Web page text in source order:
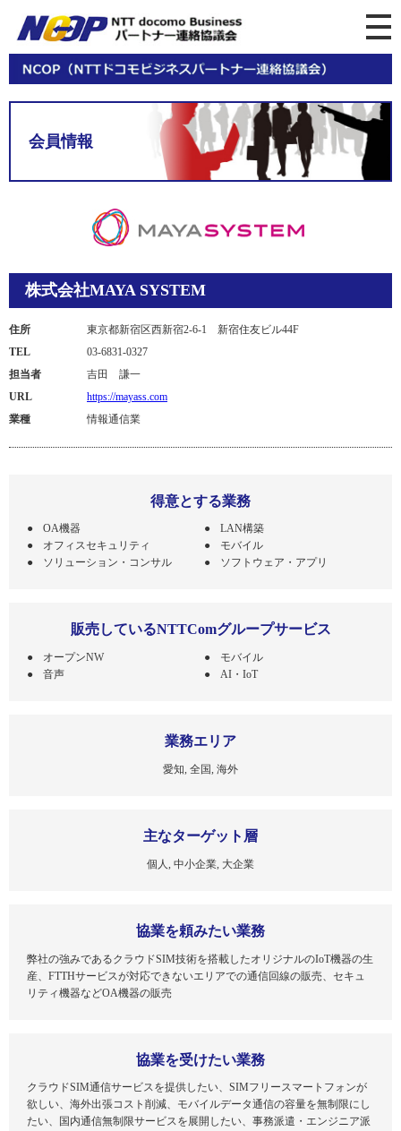
会員情報
株式会社MAYA SYSTEM
住所
東京都新宿区西新宿2-6-1 新宿住友ビル44F
TEL
03-6831-0327
担当者
吉田 謙一
URL
https://mayass.com
業種
情報通信業
得意とする業務
OA機器
LAN構築
オフィスセキュリティ
モバイル
ソリューション・コンサル
ソフトウェア・アプリ
販売しているNTTComグループサービス
オープンNW
モバイル
音声
AI・IoT
業務エリア
愛知, 全国, 海外
主なターゲット層
個人, 中小企業, 大企業
協業を頼みたい業務
弊社の強みであるクラウドSIM技術を搭載したオリジナルのIoT機器の生
産、FTTHサービスが対応できないエリアでの通信回線の販売、セキュ
リティ機器などOA機器の販売
協業を受けたい業務
クラウドSIM通信サービスを提供したい、SIMフリースマートフォンが
欲しい、海外出張コスト削減、モバイルデータ通信の容量を無制限にし
たい、国内通信無制限サービスを展開したい、事務派遣・エンジニア派